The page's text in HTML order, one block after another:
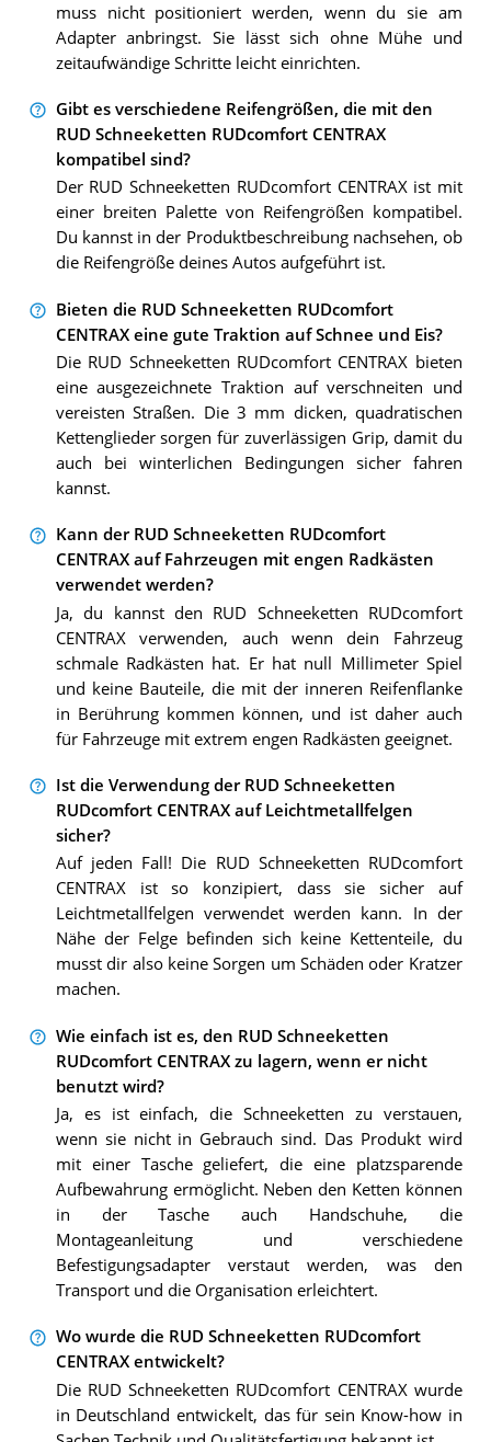
muss nicht positioniert werden, wenn du sie am
Adapter anbringst. Sie lässt sich ohne Mühe und
zeitaufwändige Schritte leicht einrichten.
Gibt es verschiedene Reifengrößen, die mit den
RUD Schneeketten RUDcomfort CENTRAX
kompatibel sind?
Der RUD Schneeketten RUDcomfort CENTRAX ist mit
einer breiten Palette von Reifengrößen kompatibel.
Du kannst in der Produktbeschreibung nachsehen, ob
die Reifengröße deines Autos aufgeführt ist.
Bieten die RUD Schneeketten RUDcomfort
CENTRAX eine gute Traktion auf Schnee und Eis?
Die RUD Schneeketten RUDcomfort CENTRAX bieten
eine ausgezeichnete Traktion auf verschneiten und
vereisten Straßen. Die 3 mm dicken, quadratischen
Kettenglieder sorgen für zuverlässigen Grip, damit du
auch bei winterlichen Bedingungen sicher fahren
kannst.
Kann der RUD Schneeketten RUDcomfort
CENTRAX auf Fahrzeugen mit engen Radkästen
verwendet werden?
Ja, du kannst den RUD Schneeketten RUDcomfort
CENTRAX verwenden, auch wenn dein Fahrzeug
schmale Radkästen hat. Er hat null Millimeter Spiel
und keine Bauteile, die mit der inneren Reifenflanke
in Berührung kommen können, und ist daher auch
für Fahrzeuge mit extrem engen Radkästen geeignet.
Ist die Verwendung der RUD Schneeketten
RUDcomfort CENTRAX auf Leichtmetallfelgen
sicher?
Auf jeden Fall! Die RUD Schneeketten RUDcomfort
CENTRAX ist so konzipiert, dass sie sicher auf
Leichtmetallfelgen verwendet werden kann. In der
Nähe der Felge befinden sich keine Kettenteile, du
musst dir also keine Sorgen um Schäden oder Kratzer
machen.
Wie einfach ist es, den RUD Schneeketten
RUDcomfort CENTRAX zu lagern, wenn er nicht
benutzt wird?
Ja, es ist einfach, die Schneeketten zu verstauen,
wenn sie nicht in Gebrauch sind. Das Produkt wird
mit einer Tasche geliefert, die eine platzsparende
Aufbewahrung ermöglicht. Neben den Ketten können
in der Tasche auch Handschuhe, die
Montageanleitung und verschiedene
Befestigungsadapter verstaut werden, was den
Transport und die Organisation erleichtert.
Wo wurde die RUD Schneeketten RUDcomfort
CENTRAX entwickelt?
Die RUD Schneeketten RUDcomfort CENTRAX wurde
in Deutschland entwickelt, das für sein Know-how in